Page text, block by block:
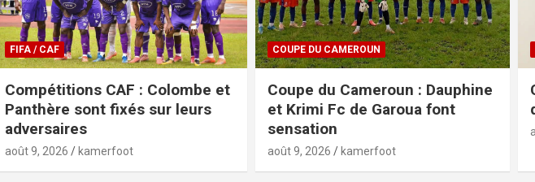
COUPE DU CAMEROUN
Coupe du Cameroun : Dauphine
et Krimi Fc de Garoua font
sensation
août 9, 2026 kamerfoot
CAN FEMININE 2026
CAN Féminine : le programme
des quarts de finale
août 8, 2026